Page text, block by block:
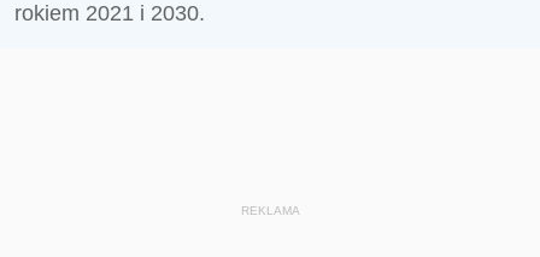
rokiem 2021 i 2030.
REKLAMA